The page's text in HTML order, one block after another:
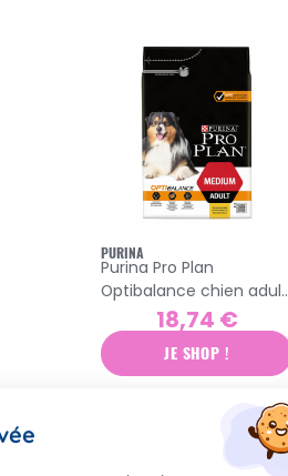
PURINA
Purina Pro Plan
Optibalance chien adult
poulet 3kg18,74 €
JE SHOP !